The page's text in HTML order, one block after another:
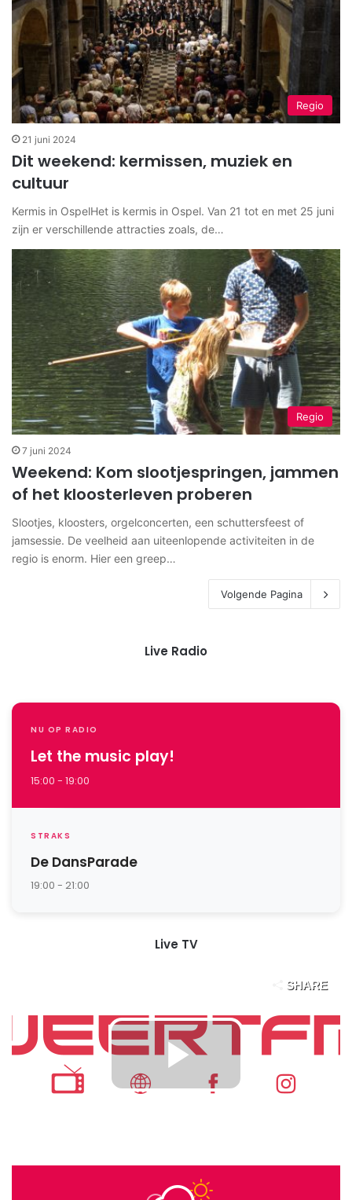
Regio
21 juni 2024
Dit weekend: kermissen, muziek en
cultuur
Kermis in OspelHet is kermis in Ospel. Van 21 tot en met 25 juni
zijn er verschillende attracties zoals, de…
Regio
7 juni 2024
Weekend: Kom slootjespringen, jammen
of het kloosterleven proberen
Slootjes, kloosters, orgelconcerten, een schuttersfeest of
jamsessie. De veelheid aan uiteenlopende activiteiten in de
regio is enorm. Hier een greep…
Volgende Pagina
Live Radio
NU OP RADIO
Let the music play!
15:00 - 19:00
STRAKS
De DansParade
19:00 - 21:00
Live TV